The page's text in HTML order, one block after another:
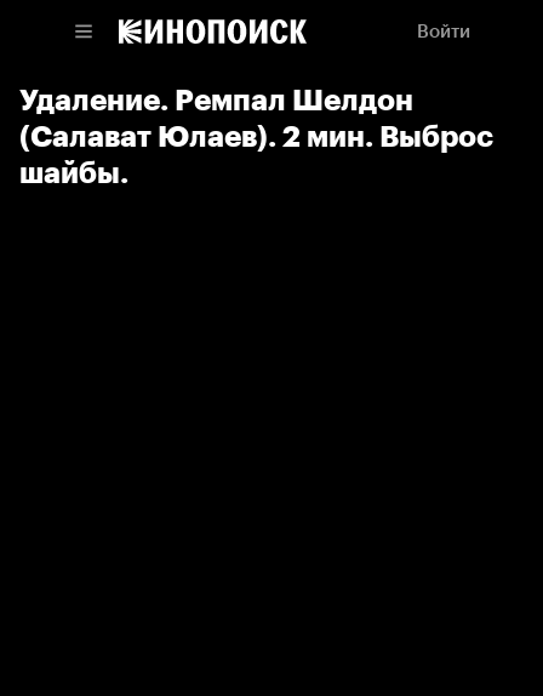
Войти
Удаление. Ремпал Шелдон
(Салават Юлаев). 2 мин. Выброс
шайбы.